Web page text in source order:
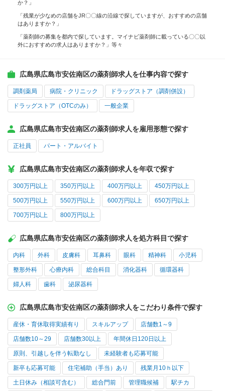
か？」
「残業が少なめの店舗をJR〇〇線の沿線で探していますが、おすすめの店舗
はありますか？」
「薬剤師の募集を都内で探しています。マイナビ薬剤師に載っている〇〇以
外におすすめの求人はありますか？」等々
広島県広島市安佐南区の薬剤師求人を仕事内容で探す
調剤薬局 病院・クリニック ドラッグストア（調剤併設）
ドラッグストア（OTCのみ） 一般企業
広島県広島市安佐南区の薬剤師求人を雇用形態で探す
正社員 パート・アルバイト
広島県広島市安佐南区の薬剤師求人を年収で探す
300万円以上 350万円以上 400万円以上 450万円以上
500万円以上 550万円以上 600万円以上 650万円以上
700万円以上 800万円以上
広島県広島市安佐南区の薬剤師求人を処方科目で探す
内科 外科 皮膚科 耳鼻科 眼科 精神科 小児科
整形外科 心療内科 総合科目 消化器科 循環器科
婦人科 歯科 泌尿器科
広島県広島市安佐南区の薬剤師求人をこだわり条件で探す
産休・育休取得実績有り スキルアップ 店舗数1～9
店舗数10～29 店舗数30以上 年間休日120日以上
原則、引越しを伴う転勤なし 未経験者も応募可能
新卒も応募可能 住宅補助（手当）あり 残業月10ｈ以下
土日休み（相談可含む） 総合門前 管理職候補 駅チカ